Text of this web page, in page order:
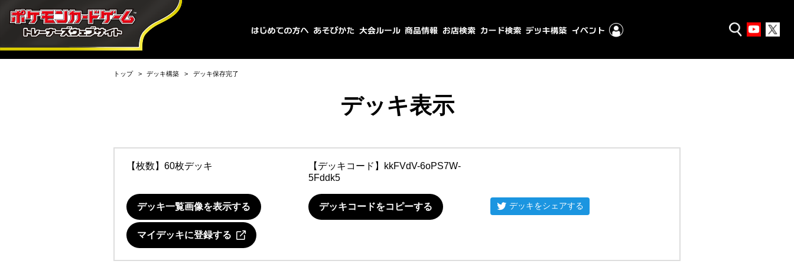
トップ デッキ構築 デッキ保存完了
デッキ表示
【枚数】60枚デッキ 【デッキコード】
kkFVdV-6oPS7W-
5Fddk5
デッキ一覧画像を表示する デッキコードをコピーする デッキをシェアする
マイデッキに登録する